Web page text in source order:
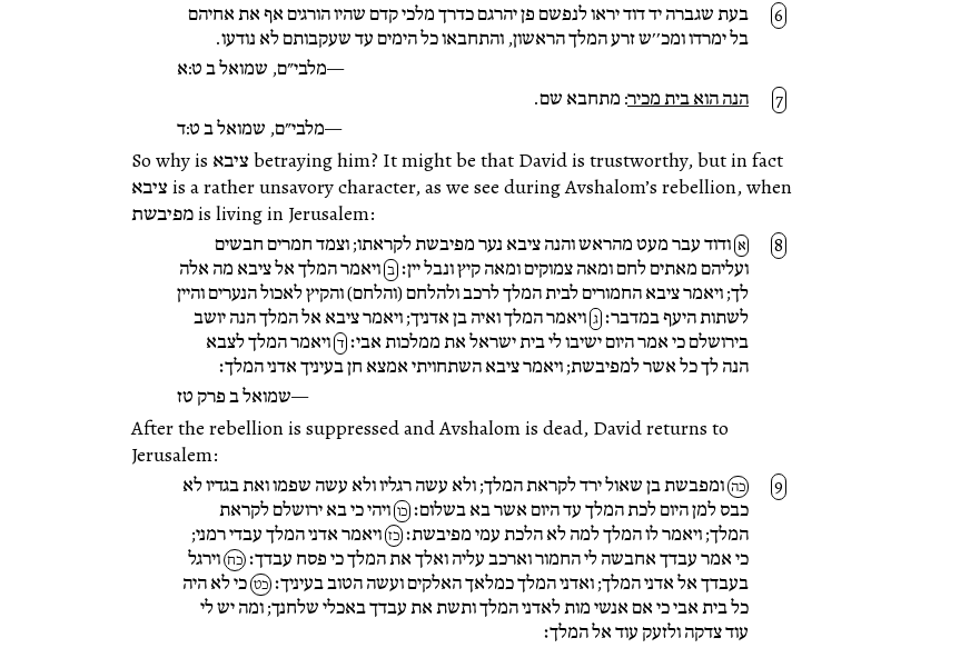
בעת שגברה יד דוד יראו לנפשם פן יהרגם כדרך מלכי קדם שהיו הורגים אף את אחיהם
בל ימרדו ומכ׳׳ש זרע המלך הראשון, והתחבאו כל הימים עד שעקבותם לא נודעו.
מלבי״ם, שמואל ב ט:א
הנה הוא בית מכיר: מתחבא שם.
מלבי״ם, שמואל ב ט:ד
So why is ציבא betraying him? It might be that David is trustworthy, but in fact
ציבא is a rather unsavory character, as we see during Avshalom’s rebellion, when
מפיבשת is living in Jerusalem:
א ודוד עבר מעט מהראש והנה ציבא נער מפיבשת לקראתו; וצמד חמרים חבשים
ועליהם מאתים לחם ומאה צמוקים ומאה קיץ ונבל יין׃ ב ויאמר המלך אל ציבא מה אלה
לך; ויאמר ציבא החמורים לבית המלך לרכב ולהלחם (והלחם) והקיץ לאכול הנערים והיין
לשתות היעף במדבר׃ ג ויאמר המלך ואיה בן אדניך; ויאמר ציבא אל המלך הנה יושב
בירושלם כי אמר היום ישיבו לי בית ישראל את ממלכות אבי׃ ד ויאמר המלך לצבא
הנה לך כל אשר למפיבשת; ויאמר ציבא השתחויתי אמצא חן בעיניך אדני המלך׃
שמואל ב פרק טז
After the rebellion is suppressed and Avshalom is dead, David returns to
Jerusalem:
כה ומפבשת בן שאול ירד לקראת המלך; ולא עשה רגליו ולא עשה שפמו ואת בגדיו לא
כבס למן היום לכת המלך עד היום אשר בא בשלום׃ כו ויהי כי בא ירושלם לקראת
המלך; ויאמר לו המלך למה לא הלכת עמי מפיבשת׃ כז ויאמר אדני המלך עבדי רמני;
כי אמר עבדך אחבשה לי החמור וארכב עליה ואלך את המלך כי פסח עבדך׃ כח וירגל
בעבדך אל אדני המלך; ואדני המלך כמלאך האלקים ועשה הטוב בעיניך׃ כט כי לא היה
כל בית אבי כי אם אנשי מות לאדני המלך ותשת את עבדך באכלי שלחנך; ומה יש לי
עוד צדקה ולזעק עוד אל המלך׃